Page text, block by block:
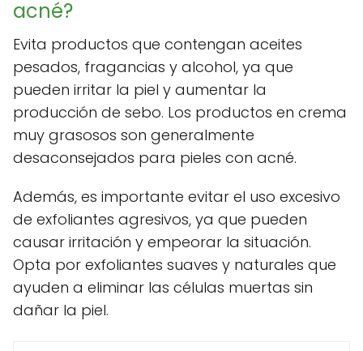
acné?
Evita productos que contengan aceites
pesados, fragancias y alcohol, ya que
pueden irritar la piel y aumentar la
producción de sebo. Los productos en crema
muy grasosos son generalmente
desaconsejados para pieles con acné.
Además, es importante evitar el uso excesivo
de exfoliantes agresivos, ya que pueden
causar irritación y empeorar la situación.
Opta por exfoliantes suaves y naturales que
ayuden a eliminar las células muertas sin
dañar la piel.